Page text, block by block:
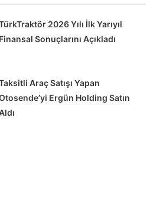
2026 Yılı İlk Yarıyıl
Finansal Sonuçlarını Açıkladı
Araç Satışı Yapan
Ergün Holding Satın